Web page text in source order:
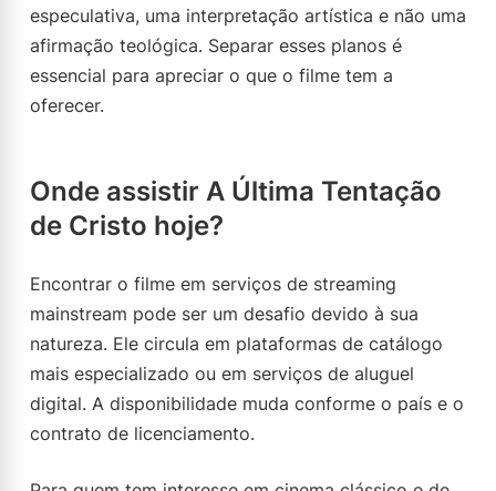
especulativa, uma interpretação artística e não uma
afirmação teológica. Separar esses planos é
essencial para apreciar o que o filme tem a
oferecer.
Onde assistir A Última Tentação
de Cristo hoje?
Encontrar o filme em serviços de streaming
mainstream pode ser um desafio devido à sua
natureza. Ele circula em plataformas de catálogo
mais especializado ou em serviços de aluguel
digital. A disponibilidade muda conforme o país e o
contrato de licenciamento.